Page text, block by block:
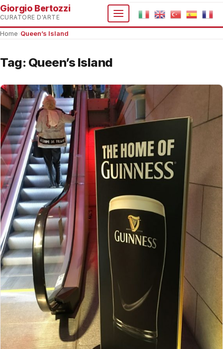
Giorgio Bertozzi
CURATORE D'ARTE
Home Queen’s Island
Tag: Queen’s Island